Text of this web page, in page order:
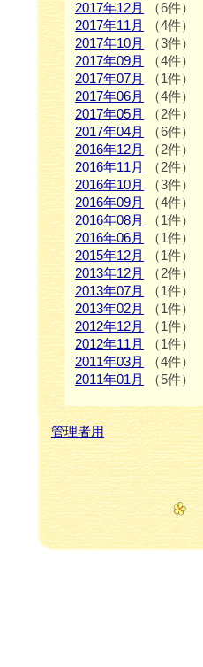
2017年12月
（6件）
2017年11月
（4件）
2017年10月
（3件）
2017年09月
（4件）
2017年07月
（1件）
2017年06月
（4件）
2017年05月
（2件）
2017年04月
（6件）
2016年12月
（2件）
2016年11月
（2件）
2016年10月
（3件）
2016年09月
（4件）
2016年08月
（1件）
2016年06月
（1件）
2015年12月
（1件）
2013年12月
（2件）
2013年07月
（1件）
2013年02月
（1件）
2012年12月
（1件）
2012年11月
（1件）
2011年03月
（4件）
2011年01月
（5件）
管理者用